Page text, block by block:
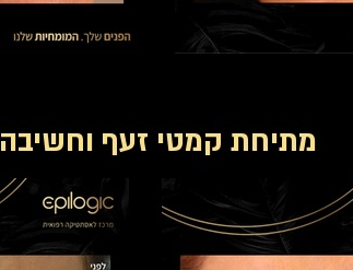
מתיחת קמטי זעף וחשיבה